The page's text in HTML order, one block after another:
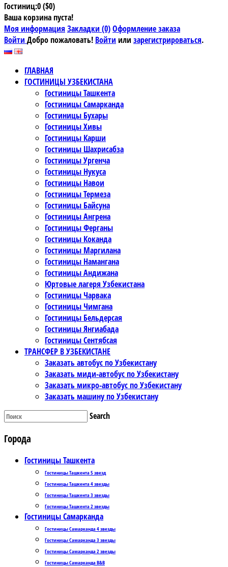
Гостиниц:0 ($0)
Ваша корзина пуста!
Моя информация Закладки (0)Оформление заказа
Войти Добро пожаловать! Войти или зарегистрироваться.
ГЛАВНАЯ
ГОСТИНИЦЫ УЗБЕКИСТАНА
Гостиницы Ташкента
Гостиницы Самарканда
Гостиницы Бухары
Гостиницы Хивы
Гостиницы Карши
Гостиницы Шахрисабза
Гостиницы Ургенча
Гостиницы Нукуса
Гостиницы Навои
Гостиницы Термеза
Гостиницы Байсуна
Гостиницы Ангрена
Гостиницы Ферганы
Гостиницы Коканда
Гостиницы Маргилана
Гостиницы Намангана
Гостиницы Андижана
Юртовые лагеря Узбекистана
Гостиницы Чарвака
Гостиницы Чимгана
Гостиницы Бельдерсая
Гостиницы Янгиабада
Гостиницы Сентябсая
ТРАНСФЕР В УЗБЕКИСТАНЕ
Заказать автобус по Узбекистану
Заказать миди-автобус по Узбекистану
Заказать микро-автобус по Узбекистану
Заказать машину по Узбекистану
Search
Города
Гостиницы Ташкента
Гостиницы Ташкента 5 звезд
Гостиницы Ташкента 4 звезды
Гостиницы Ташкента 3 звезды
Гостиницы Ташкента 2 звезды
Гостиницы Самарканда
Гостиницы Самарканда 4 звезды
Гостиницы Самарканда 3 звезды
Гостиницы Самарканда 2 звезды
Гостиницы Самарканда B&B